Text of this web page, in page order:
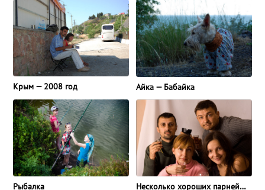
Крым — 2008 год Айка — Бабайка
Рыбалка Несколько хороших парней…